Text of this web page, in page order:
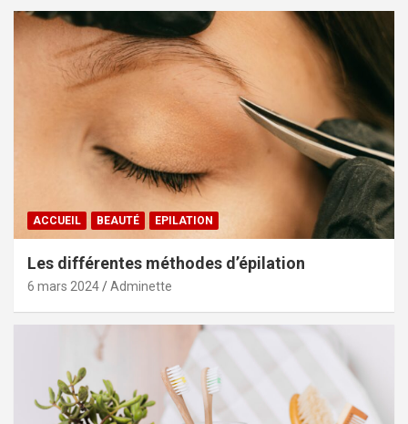
ACCUEIL BEAUTÉ EPILATION
Les différentes méthodes d’épilation
6 mars 2024 Adminette